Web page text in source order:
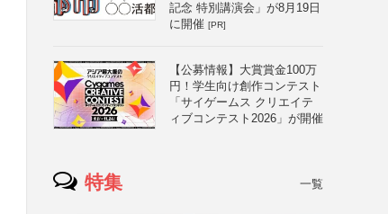
記念 特別講演会」が8月19日
に開催 [PR]
【公募情報】大賞賞金100万
円！学生向け創作コンテスト
「サイゲームス クリエイテ
ィブコンテスト2026」が開催
特集 一覧